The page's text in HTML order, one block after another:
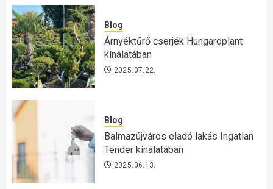
Blog
Árnyéktűrő cserjék Hungaroplant
kínálatában
2025.07.22.
Blog
Balmazújváros eladó lakás Ingatlan
Tender kínálatában
2025.06.13.